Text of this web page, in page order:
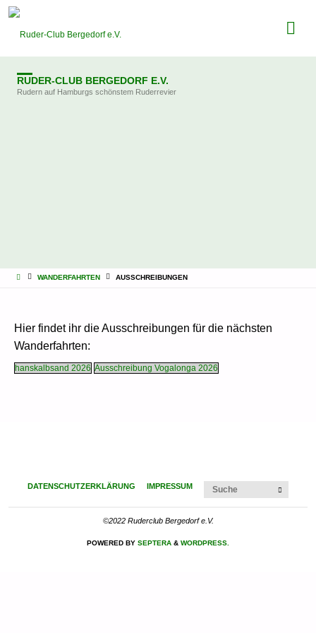
RUDER-CLUB BERGEDORF E.V.
Rudern auf Hamburgs schönstem Ruderrevier
STARTSEITE
WANDERFAHRTEN AUSSCHREIBUNGEN
Hier findet ihr die Ausschreibungen für die nächsten
Wanderfahrten:
hanskalbsand 2026 Ausschreibung Vogalonga 2026
DATENSCHUTZERKLÄRUNG IMPRESSUM SUCHE
©2022 Ruderclub Bergedorf e.V.
POWERED BY SEPTERA & WORDPRESS.